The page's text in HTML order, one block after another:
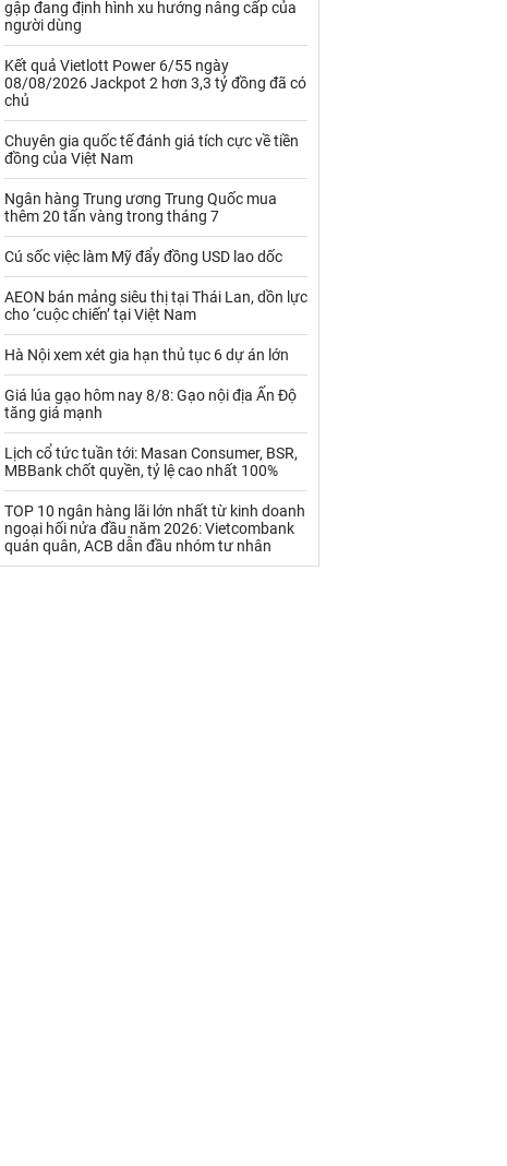
Kim loại khác Mắc ca
Ngũ cốc
Nhựa - Hạt nhựa
Palladium Phân bón
Rau - Củ -Quả Sắt thép
Sữa
Than Thức ăn chăn nuôi
Thủy hải sản khác Tôm
Vàng
VLXD khác Xăng dầu
Xi măng - Clynker
gập đang định hình xu hướng nâng cấp của
người dùng
Kết quả Vietlott Power 6/55 ngày
08/08/2026 Jackpot 2 hơn 3,3 tỷ đồng đã có
chủ
Chuyên gia quốc tế đánh giá tích cực về tiền
đồng của Việt Nam
Ngân hàng Trung ương Trung Quốc mua
thêm 20 tấn vàng trong tháng 7
Cú sốc việc làm Mỹ đẩy đồng USD lao dốc
AEON bán mảng siêu thị tại Thái Lan, dồn lực
cho ‘cuộc chiến’ tại Việt Nam
Hà Nội xem xét gia hạn thủ tục 6 dự án lớn
Giá lúa gạo hôm nay 8/8: Gạo nội địa Ấn Độ
tăng giá mạnh
Lịch cổ tức tuần tới: Masan Consumer, BSR,
MBBank chốt quyền, tỷ lệ cao nhất 100%
TOP 10 ngân hàng lãi lớn nhất từ kinh doanh
ngoại hối nửa đầu năm 2026: Vietcombank
quán quân, ACB dẫn đầu nhóm tư nhân